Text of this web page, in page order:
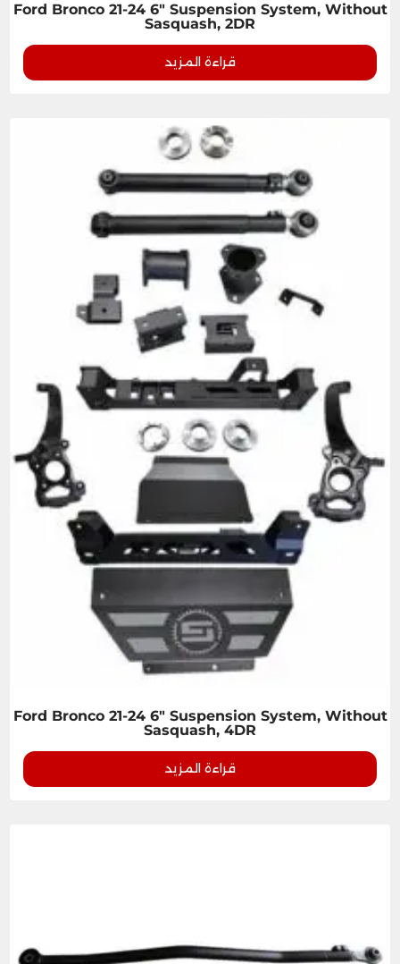
Ford Bronco 21-24 6" Suspension System, Without
Sasquash, 2DR
قراءة المزيد
Ford Bronco 21-24 6" Suspension System, Without
Sasquash, 4DR
قراءة المزيد